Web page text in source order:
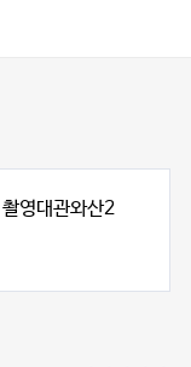
영대관와산2